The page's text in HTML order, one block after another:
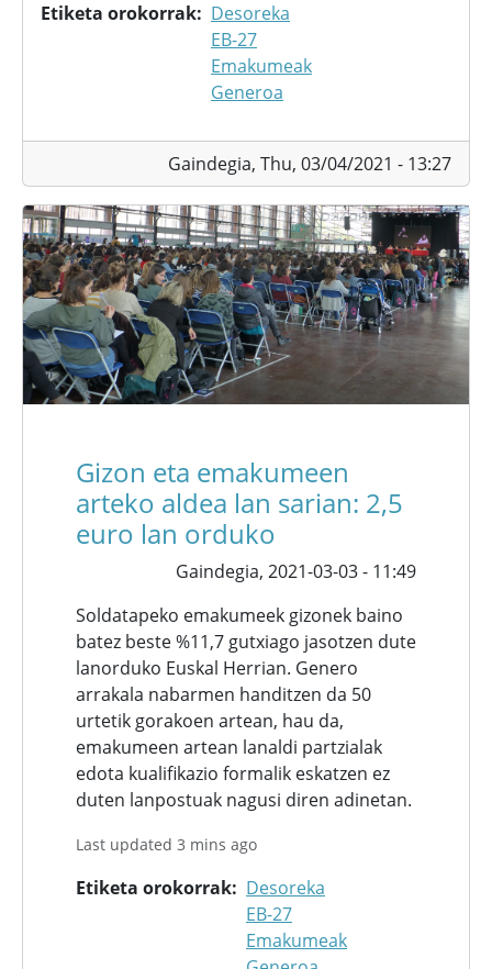
Etiketa orokorrak
Desoreka
EB-27
Emakumeak
Generoa
Gaindegia, Thu, 03/04/2021 - 13:27
Gizon eta emakumeen
arteko aldea lan sarian: 2,5
euro lan orduko
Gaindegia, 2021-03-03 - 11:49
Soldatapeko emakumeek gizonek baino
batez beste %11,7 gutxiago jasotzen dute
lanorduko Euskal Herrian. Genero
arrakala nabarmen handitzen da 50
urtetik gorakoen artean, hau da,
emakumeen artean lanaldi partzialak
edota kualifikazio formalik eskatzen ez
duten lanpostuak nagusi diren adinetan.
Last updated 3 mins ago
Etiketa orokorrak
Desoreka
EB-27
Emakumeak